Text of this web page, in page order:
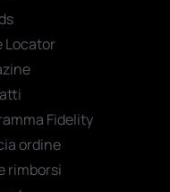
Locator
Fidelity
ordine
rimborsi